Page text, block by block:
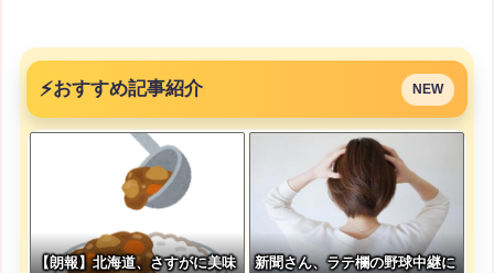
⚡おすすめ記事紹介 NEW
【朗報】北海道、さすがに美味
新聞さん、ラテ欄の野球中継に